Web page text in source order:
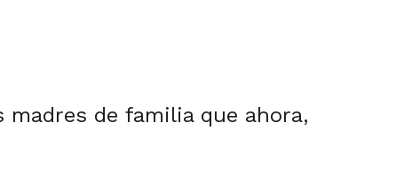
de familia que ahora,